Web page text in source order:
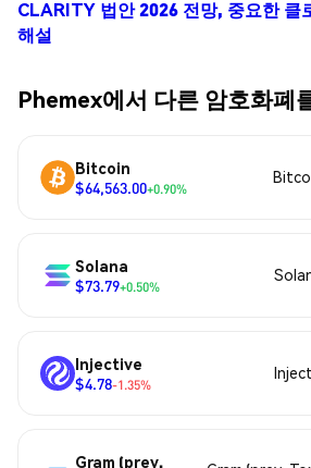
CLARITY 법안 2026 전망, 중요한 클
해설
Phemex에서 다른 암호화폐
Bitcoin
$64,563.00+0.90%
Solana
$73.79+0.50%
Injective
$4.78-1.35%
Gram (prev.